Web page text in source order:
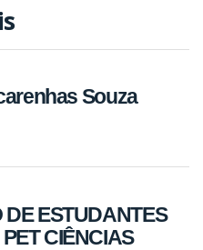
Souza
ESTUDANTES
CIÊNCIAS